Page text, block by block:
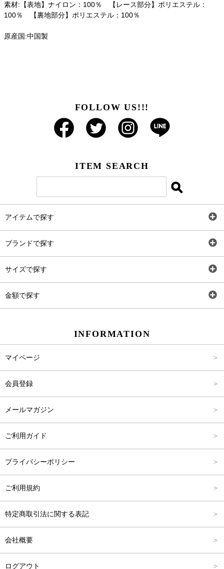
素材:【表地】ナイロン：100％ 【レース部分】ポリエステル：
100％ 【裏地部分】ポリエステル：100％
原産国:中国製
FOLLOW US!!!
ITEM SEARCH
アイテムで探す
ブランドで探す
サイズで探す
金額で探す
INFORMATION
マイページ
会員登録
メールマガジン
ご利用ガイド
プライバシーポリシー
ご利用規約
特定商取引法に関する表記
会社概要
ログアウト